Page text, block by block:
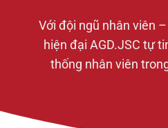
Với đội ngũ nhân viên
hiện đại AGD.JSC tự
thống nhân viên